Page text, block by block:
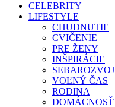
CELEBRITY
LIFESTYLE
CHUDNUTIE
CVIČENIE
PRE ŽENY
INŠPIRÁCIE
SEBAROZVOJ
VOĽNÝ ČAS
RODINA
DOMÁCNOSŤ